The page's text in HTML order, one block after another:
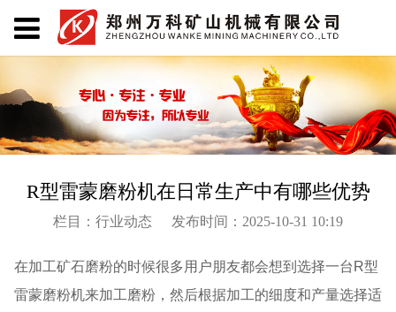
R型雷蒙磨粉机在日常生产中有哪些优势
栏目：行业动态 发布时间：2025-10-31 10:19
在加工矿石磨粉的时候很多用户朋友都会想到选择一台R型
雷蒙磨粉机来加工磨粉，然后根据加工的细度和产量选择适